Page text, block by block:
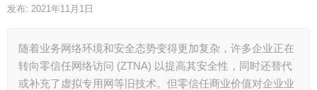
发布: 2021年11月1日
随着业务网络环境和安全态势变得更加复杂，许多企业正在
转向零信任网络访问 (ZTNA) 以提高其安全性，同时还替代
或补充了虚拟专用网等旧技术。但零信任商业价值对企业业